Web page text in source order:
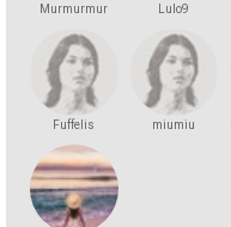
Murmurmur Lulo9
Fuffelis miumiu